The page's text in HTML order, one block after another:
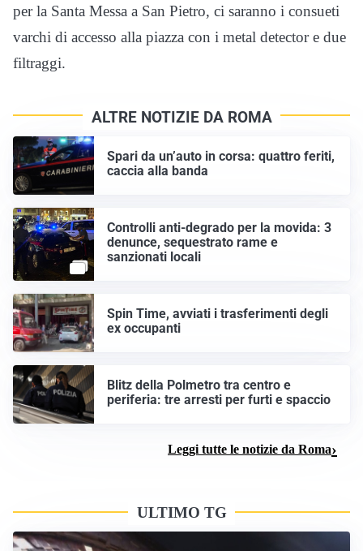
per la Santa Messa a San Pietro, ci saranno i consueti
varchi di accesso alla piazza con i metal detector e due
filtraggi.
ALTRE NOTIZIE DA ROMA
Spari da un’auto in corsa: quattro feriti,
caccia alla banda
Controlli anti-degrado per la movida: 3
denunce, sequestrato rame e
sanzionati locali
Spin Time, avviati i trasferimenti degli
ex occupanti
Blitz della Polmetro tra centro e
periferia: tre arresti per furti e spaccio
Leggi tutte le notizie da Roma
ULTIMO TG